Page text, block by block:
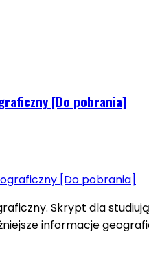
[Do pobrania]
Skrypt dla
informacje